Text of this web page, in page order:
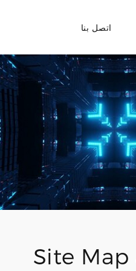
اتصل بنا